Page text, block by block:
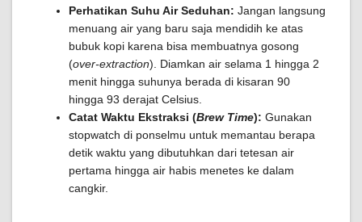
Perhatikan Suhu Air Seduhan: Jangan langsung
menuang air yang baru saja mendidih ke atas
bubuk kopi karena bisa membuatnya gosong
(over-extraction). Diamkan air selama 1 hingga 2
menit hingga suhunya berada di kisaran 90
hingga 93 derajat Celsius.
Catat Waktu Ekstraksi (Brew Time): Gunakan
stopwatch di ponselmu untuk memantau berapa
detik waktu yang dibutuhkan dari tetesan air
pertama hingga air habis menetes ke dalam
cangkir.